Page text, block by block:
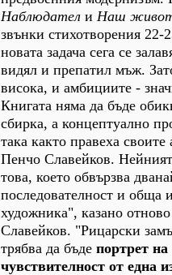
Наблюдател и Наш
звънки стихотворения
новата задача сега се
видял и препатил мъж.
висока, и амбициите -
Книгата няма да бъде
сбирка, а концептуално
така както правеха
Пенчо Славейков.
това, което обвързва
последователност и обща
художника", казано
Славейков. "Рицарски
трябва да бъде портрет
чувствителност от една